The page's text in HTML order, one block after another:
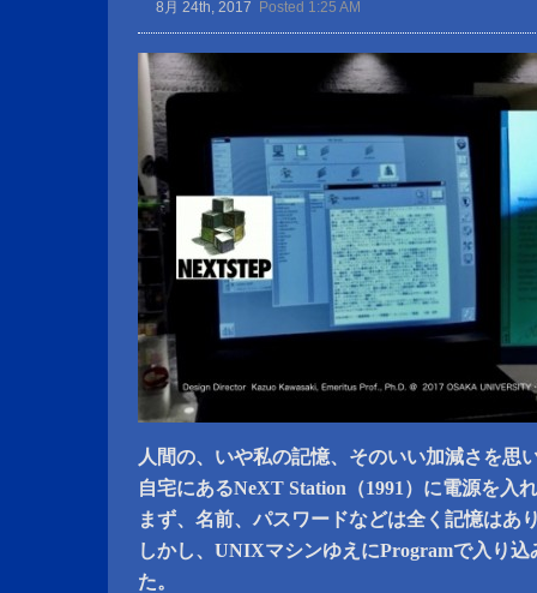
8月 24th, 2017 Posted 1:25 AM
人間の、いや私の記憶、そのいい加減さを思
自宅にあるNeXT Station（1991）に電源を入
まず、名前、パスワードなどは全く記憶はあ
しかし、UNIXマシンゆえにProgramで入り
た。